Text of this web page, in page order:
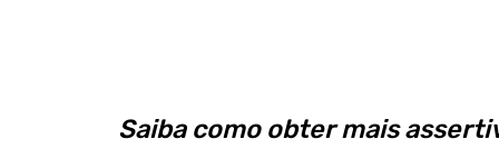
Saiba como obter mais